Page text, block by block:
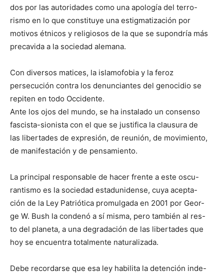
dos por las autoridades como una apología del terro-
rismo en lo que constituye una estigmatización por
motivos étnicos y religiosos de la que se supondría más
precavida a la sociedad alemana.
Con diversos matices, la islamofobia y la feroz
persecución contra los denunciantes del genocidio se
repiten en todo Occidente.
Ante los ojos del mundo, se ha instalado un consenso
fascista-sionista con el que se justifica la clausura de
las libertades de expresión, de reunión, de movimiento,
de manifestación y de pensamiento.
La principal responsable de hacer frente a este oscu-
rantismo es la sociedad estadunidense, cuya acepta-
ción de la Ley Patriótica promulgada en 2001 por Geor-
ge W. Bush la condenó a sí misma, pero también al res-
to del planeta, a una degradación de las libertades que
hoy se encuentra totalmente naturalizada.
Debe recordarse que esa ley habilita la detención inde-